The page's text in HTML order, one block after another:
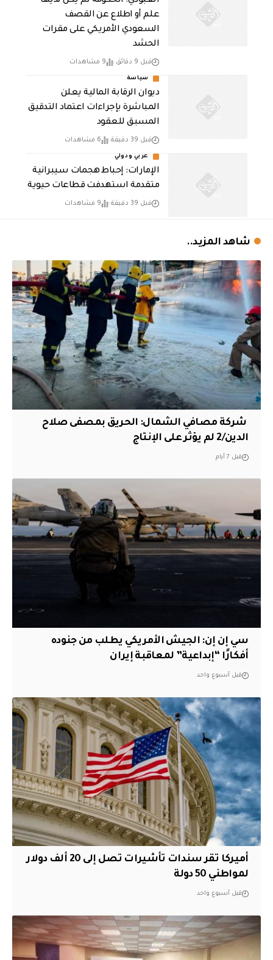
علم أو اطلاع عن القصف
السعودي الأمريكي على مقرات
الحشد
قبل 9 دقائق 9 مشاهدات
سياسة
ديوان الرقابة المالية يعلن
المباشرة بإجراءات اعتماد التدقيق
المسبق للعقود
قبل 39 دقيقة 6 مشاهدات
عربي ودولي
الإمارات: إحباط هجمات سيبرانية
متقدمة استهدفت قطاعات حيوية
قبل 39 دقيقة 9 مشاهدات
شاهد المزيد..
‏ شركة مصافي الشمال: الحريق بمصفى صلاح
الدين/2 لم يؤثر على الإنتاج
قبل 7 أيام
سي إن إن: الجيش الأمريكي يطلب من جنوده
أفكارًا “إبداعية” لمعاقبة إيران
قبل أسبوع واحد
أميركا تقر سندات تأشيرات تصل إلى 20 ألف دولار
لمواطني 50 دولة
قبل أسبوع واحد